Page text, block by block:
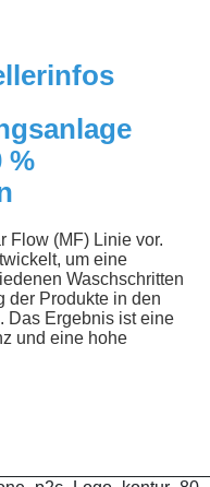
%
Flow (MF) Linie vor.
um eine
Waschschritten
der Produkte in den
Das Ergebnis ist eine
und eine hohe